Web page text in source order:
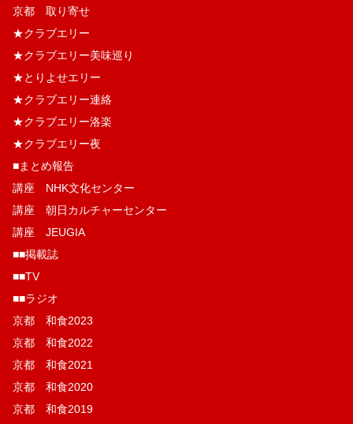
京都 取り寄せ
★クラブエリー
★クラブエリー美味巡り
★とりよせエリー
★クラブエリー連絡
★クラブエリー洛楽
★クラブエリー夜
■まとめ報告
講座 NHK文化センター
講座 朝日カルチャーセンター
講座 JEUGIA
■■掲載誌
■■TV
■■ラジオ
京都 和食2023
京都 和食2022
京都 和食2021
京都 和食2020
京都 和食2019